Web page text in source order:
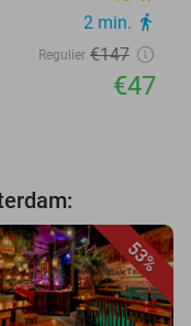
2 min. directions_walk
Regulier €147
€47
53%